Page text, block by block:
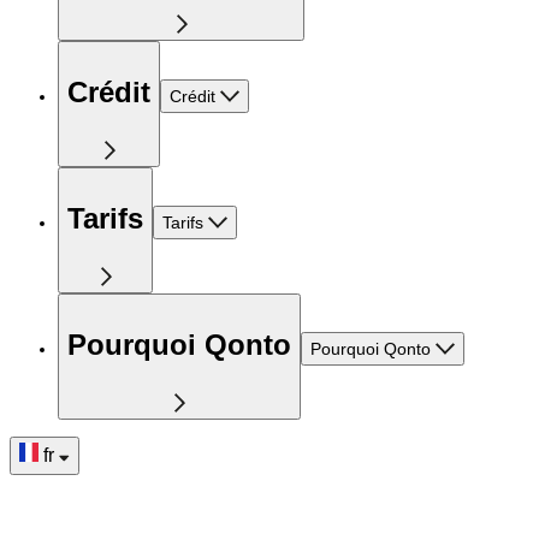
Crédit Crédit
Tarifs Tarifs
Pourquoi Qonto Pourquoi Qonto
fr